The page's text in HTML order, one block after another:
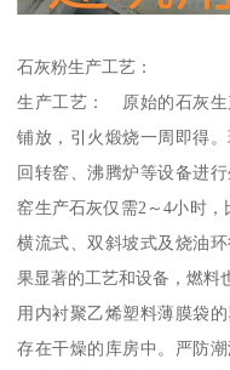
石灰粉生产工艺：
生产工艺： 原始的石灰生
铺放，引火煅烧一周即得
回转窑、沸腾炉等设备进
窑生产石灰仅需2～4小时，
横流式、双斜坡式及烧油
果显著的工艺和设备，燃料
用内衬聚乙烯塑料薄膜袋
存在干燥的库房中。严防